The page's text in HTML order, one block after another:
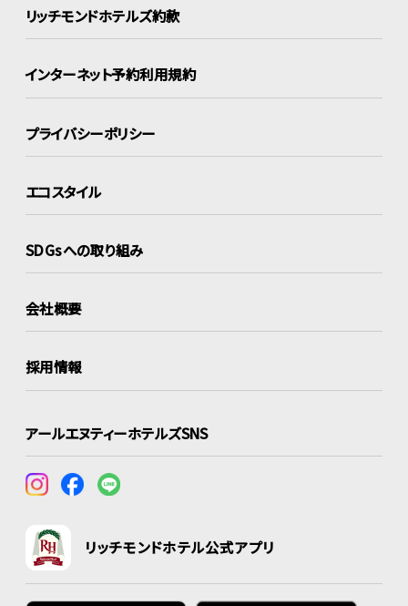
リッチモンドホテルズ約款
インターネット予約利用規約
プライバシーポリシー
エコスタイル
SDGsへの取り組み
会社概要
採用情報
アールエヌティーホテルズSNS
リッチモンドホテル公式アプリ